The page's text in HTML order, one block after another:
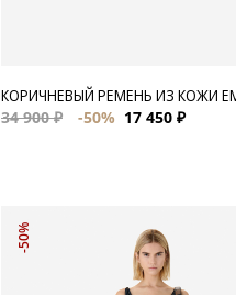
КОРИЧНЕВЫЙ РЕМЕНЬ ИЗ КОЖИ
34 900 ₽
-50% 17 450 ₽
-50%